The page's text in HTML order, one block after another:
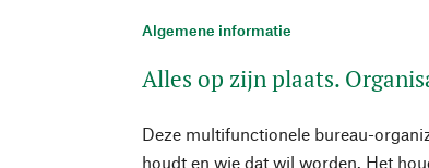
Algemene informatie
Alles op zijn plaats.
Deze multifunctionele bureau-
houdt en wie dat wil worden. Het